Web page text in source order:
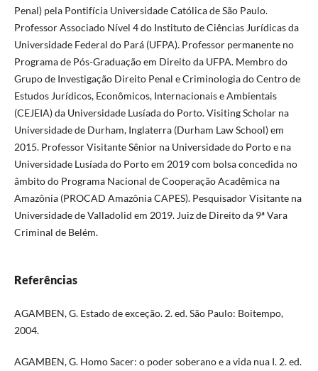
Penal) pela Pontifícia Universidade Católica de São Paulo.
Professor Associado Nível 4 do Instituto de Ciências Jurídicas da
Universidade Federal do Pará (UFPA). Professor permanente no
Programa de Pós-Graduação em Direito da UFPA. Membro do
Grupo de Investigação Direito Penal e Criminologia do Centro de
Estudos Jurídicos, Econômicos, Internacionais e Ambientais
(CEJEIA) da Universidade Lusíada do Porto. Visiting Scholar na
Universidade de Durham, Inglaterra (Durham Law School) em
2015. Professor Visitante Sênior na Universidade do Porto e na
Universidade Lusíada do Porto em 2019 com bolsa concedida no
âmbito do Programa Nacional de Cooperação Acadêmica na
Amazônia (PROCAD Amazônia CAPES). Pesquisador Visitante na
Universidade de Valladolid em 2019. Juiz de Direito da 9ª Vara
Criminal de Belém.
Referências
AGAMBEN, G. Estado de exceção. 2. ed. São Paulo: Boitempo,
2004.
AGAMBEN, G. Homo Sacer: o poder soberano e a vida nua I. 2. ed.